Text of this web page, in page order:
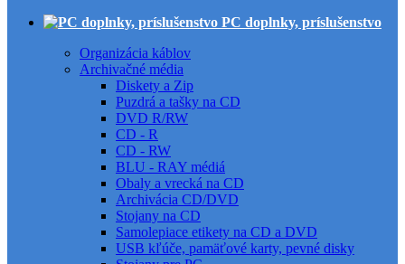
PC doplnky, príslušenstvo
Organizácia káblov
Archivačné média
Diskety a Zip
Puzdrá a tašky na CD
DVD R/RW
CD - R
CD - RW
BLU - RAY médiá
Obaly a vrecká na CD
Archivácia CD/DVD
Stojany na CD
Samolepiace etikety na CD a DVD
USB kľúče, pamäťové karty, pevné disky